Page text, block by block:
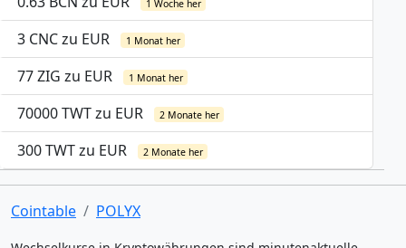
1 Woche her
3 CNC zu EUR 1 Monat her
77 ZIG zu EUR 1 Monat her
70000 TWT zu EUR 2 Monate her
300 TWT zu EUR 2 Monate her
Cointable POLYX